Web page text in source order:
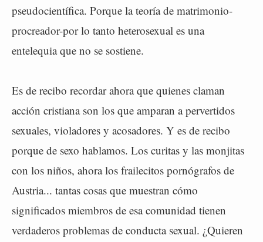
pseudocientífica. Porque la teoría de matrimonio-
procreador-por lo tanto heterosexual es una
entelequia que no se sostiene.
Es de recibo recordar ahora que quienes claman
acción cristiana son los que amparan a pervertidos
sexuales, violadores y acosadores. Y es de recibo
porque de sexo hablamos. Los curitas y las monjitas
con los niños, ahora los frailecitos pornógrafos de
Austria... tantas cosas que muestran cómo
significados miembros de esa comunidad tienen
verdaderos problemas de conducta sexual. ¿Quieren